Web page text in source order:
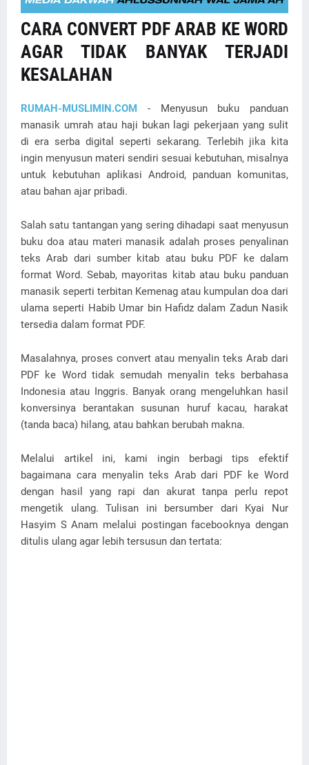
CARA CONVERT PDF ARAB KE WORD
AGAR TIDAK BANYAK TERJADI
KESALAHAN
RUMAH-MUSLIMIN.COM - Menyusun buku panduan
manasik umrah atau haji bukan lagi pekerjaan yang sulit
di era serba digital seperti sekarang. Terlebih jika kita
ingin menyusun materi sendiri sesuai kebutuhan, misalnya
untuk kebutuhan aplikasi Android, panduan komunitas,
atau bahan ajar pribadi.
Salah satu tantangan yang sering dihadapi saat menyusun
buku doa atau materi manasik adalah proses penyalinan
teks Arab dari sumber kitab atau buku PDF ke dalam
format Word. Sebab, mayoritas kitab atau buku panduan
manasik seperti terbitan Kemenag atau kumpulan doa dari
ulama seperti Habib Umar bin Hafidz dalam Zadun Nasik
tersedia dalam format PDF.
Masalahnya, proses convert atau menyalin teks Arab dari
PDF ke Word tidak semudah menyalin teks berbahasa
Indonesia atau Inggris. Banyak orang mengeluhkan hasil
konversinya berantakan susunan huruf kacau, harakat
(tanda baca) hilang, atau bahkan berubah makna.
Melalui artikel ini, kami ingin berbagi tips efektif
bagaimana cara menyalin teks Arab dari PDF ke Word
dengan hasil yang rapi dan akurat tanpa perlu repot
mengetik ulang. Tulisan ini bersumber dari Kyai Nur
Hasyim S Anam melalui postingan facebooknya dengan
ditulis ulang agar lebih tersusun dan tertata: